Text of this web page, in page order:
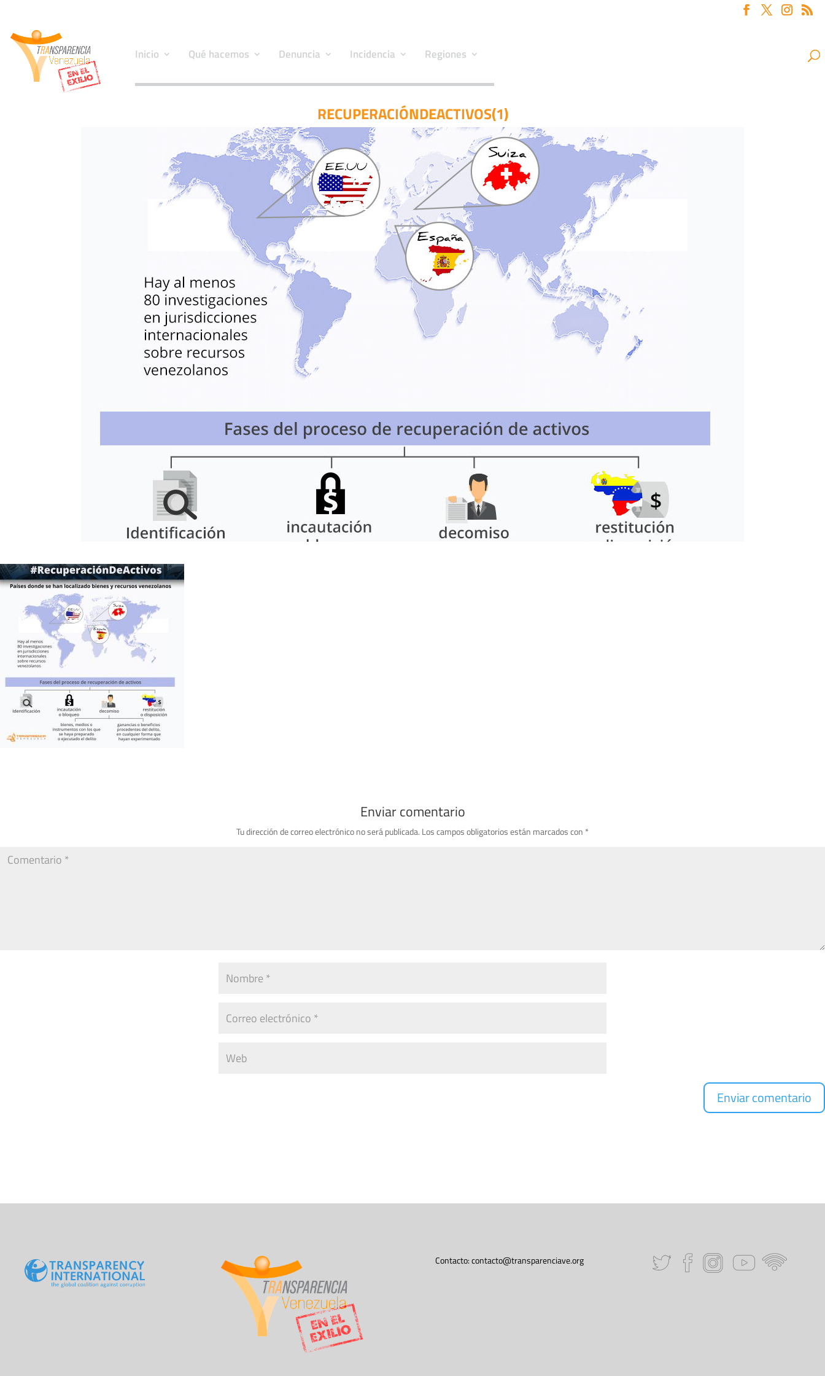
Inicio Qué hacemos Denuncia Incidencia Regiones
RECUPERACIÓNDEACTIVOS(1)
Enviar comentario
Tu dirección de correo electrónico no será publicada. Los campos obligatorios están marcados con *
Contacto:contacto@transparenciave.org